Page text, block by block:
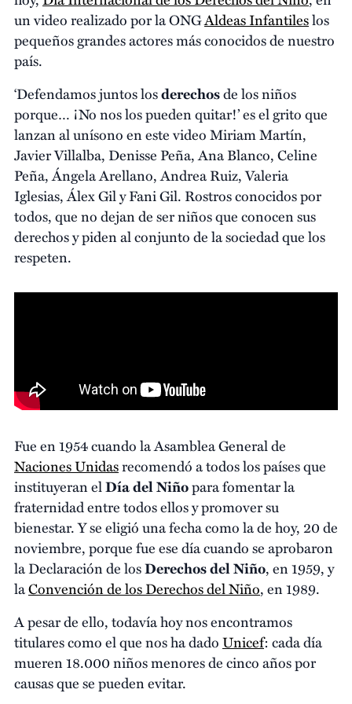
un video realizado por la ONGAldeas Infantileslos
pequeños grandes actores más conocidos de nuestro
país.
‘Defendamos juntos losderechosde los niños
porque… ¡No nos los pueden quitar!’ es el grito que
lanzan al unísono en este video Miriam Martín,
Javier Villalba, Denisse Peña, Ana Blanco, Celine
Peña, Ángela Arellano, Andrea Ruiz, Valeria
Iglesias, Álex Gil y Fani Gil. Rostros conocidos por
todos, que no dejan de ser niños que conocen sus
derechos y piden al conjunto de la sociedad que los
respeten.
Fue en 1954 cuando la Asamblea General de
Naciones Unidasrecomendó a todos los países que
instituyeran elDía del Niñopara fomentar la
fraternidad entre todos ellos y promover su
bienestar. Y se eligió una fecha como la de hoy, 20 de
noviembre, porque fue ese día cuando se aprobaron
la Declaración de losDerechos del Niño, en 1959, y
laConvención de los Derechos del Niño, en 1989.
A pesar de ello, todavía hoy nos encontramos
titulares como el que nos ha dadoUnicef: cada día
mueren 18.000 niños menores de cinco años por
causas que se pueden evitar.